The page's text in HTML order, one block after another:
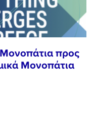
προς
Μονοπάτια